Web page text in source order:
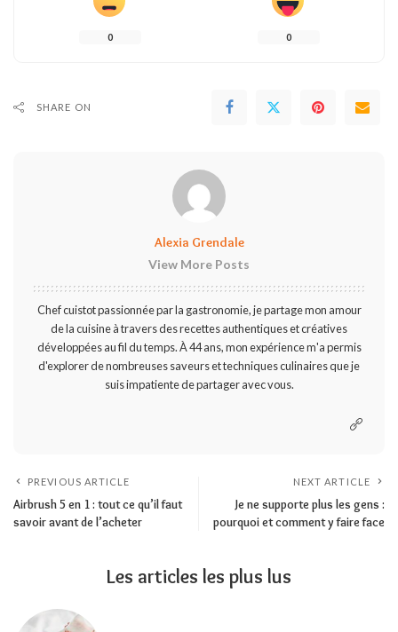
0 0
SHARE ON
Alexia Grendale
View More Posts
Chef cuistot passionnée par la gastronomie, je partage mon amour
de la cuisine à travers des recettes authentiques et créatives
développées au fil du temps. À 44 ans, mon expérience m'a permis
d'explorer de nombreuses saveurs et techniques culinaires que je
suis impatiente de partager avec vous.
PREVIOUS ARTICLE
Airbrush 5 en 1 : tout ce qu’il faut
savoir avant de l’acheter
NEXT ARTICLE
Je ne supporte plus les gens :
pourquoi et comment y faire face
Les articles les plus lus